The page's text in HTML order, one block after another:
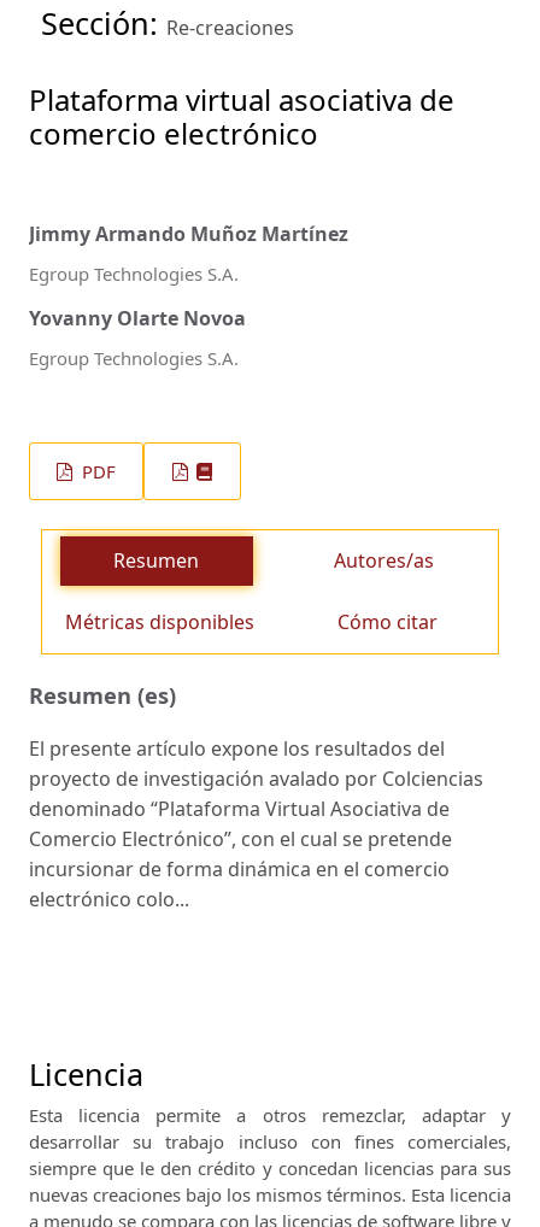
Sección: Re-creaciones
Plataforma virtual asociativa de
comercio electrónico
Jimmy Armando Muñoz Martínez
Egroup Technologies S.A.
Yovanny Olarte Novoa
Egroup Technologies S.A.
PDF
Resumen Autores/as
Métricas disponibles Cómo citar
Resumen (es)
El presente artículo expone los resultados del
proyecto de investigación avalado por Colciencias
denominado “Plataforma Virtual Asociativa de
Comercio Electrónico”, con el cual se pretende
incursionar de forma dinámica en el comercio
electrónico colo...
Licencia
Esta licencia permite a otros remezclar, adaptar y
desarrollar su trabajo incluso con fines comerciales,
siempre que le den crédito y concedan licencias para sus
nuevas creaciones bajo los mismos términos. Esta licencia
a menudo se compara con las licencias de software libre y